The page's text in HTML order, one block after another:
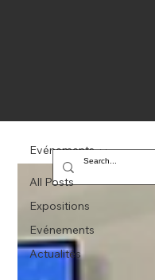
All Posts
Expositions
Evénements
Actualités
Evénements